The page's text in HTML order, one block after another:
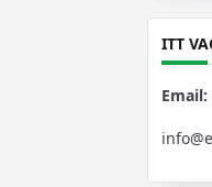
ITT
Email: